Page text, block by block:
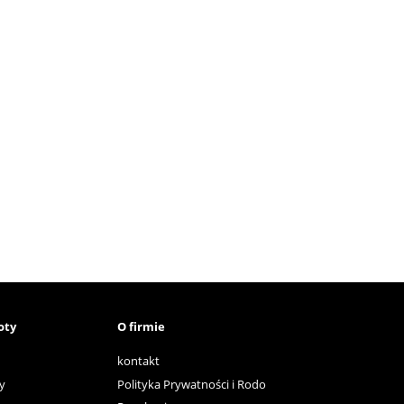
O firmie
kontakt
Polityka Prywatności i Rodo